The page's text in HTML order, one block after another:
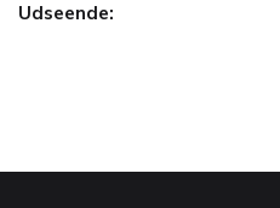
Udseende: